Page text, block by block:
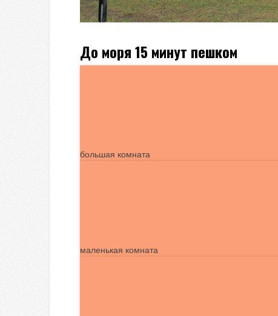
До моря 15 минут пешком
большая комната
маленькая комната